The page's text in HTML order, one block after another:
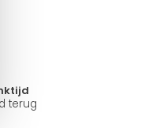
terug